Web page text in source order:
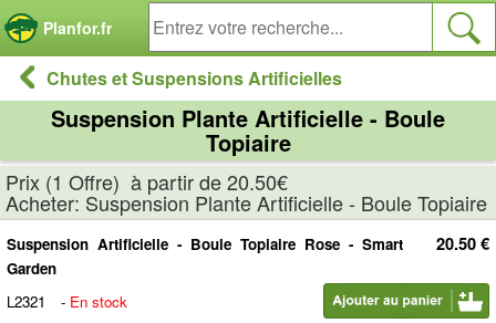
Planfor.fr
Chutes et Suspensions Artificielles
Suspension Plante Artificielle - Boule
Topiaire
Prix (1 Offre) à partir de 20.50€
Acheter: Suspension Plante Artificielle - Boule Topiaire
20.50 €
Suspension Artificielle - Boule Topiaire Rose - Smart
Garden
L2321
- En stock
Panneau de gestion des cookies